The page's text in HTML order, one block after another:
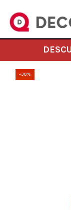
-30%